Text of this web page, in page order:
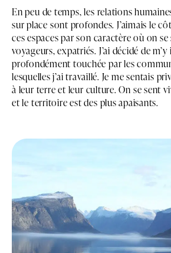
En peu de temps, les relations
sur place sont profondes. J’aimais le
ces espaces par son caractère où on se
voyageurs, expatriés. J’ai décidé de
profondément touchée par les
lesquelles j’ai travaillé. Je me sentais
à leur terre et leur culture. On se sent
et le territoire est des plus apaisants.